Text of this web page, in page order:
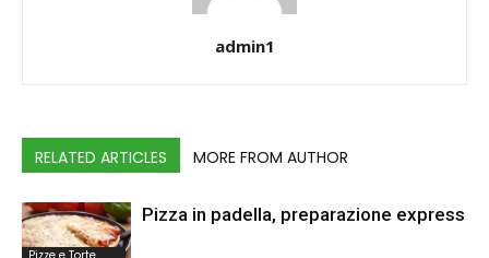
admin1
RELATED ARTICLES MORE FROM AUTHOR
Pizza in padella, preparazione express